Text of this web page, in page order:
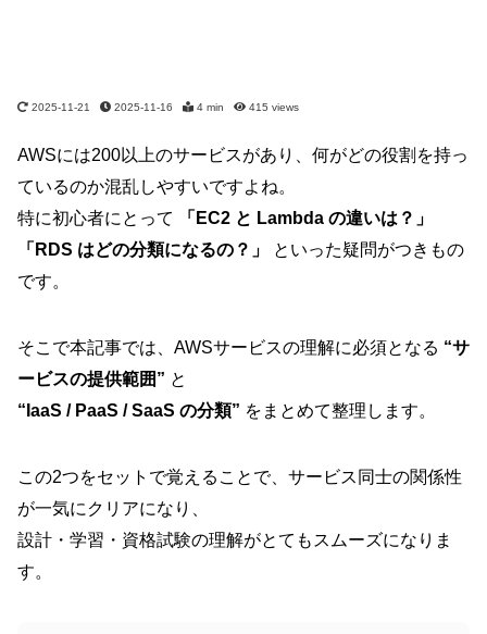
2025-11-21 2025-11-16 4 min 415 views
AWSには200以上のサービスがあり、何がどの役割を持っ
ているのか混乱しやすいですよね。
特に初心者にとって
「EC2 と Lambda の違いは？」
「RDS はどの分類になるの？」
といった疑問がつきもの
です。
そこで本記事では、AWSサービスの理解に必須となる “サ
ービスの提供範囲” と
“IaaS / PaaS / SaaS の分類” をまとめて整理します。
この2つをセットで覚えることで、サービス同士の関係性
が一気にクリアになり、
設計・学習・資格試験の理解がとてもスムーズになりま
す。